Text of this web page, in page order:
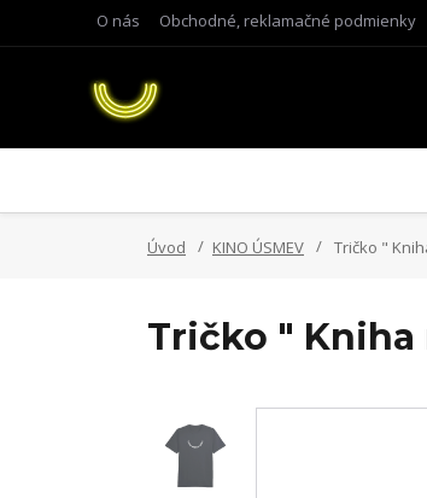
O nás Obchodné, reklamačné podmienky
Úvod KINO ÚSMEV Tričko "
Tričko " Kniha